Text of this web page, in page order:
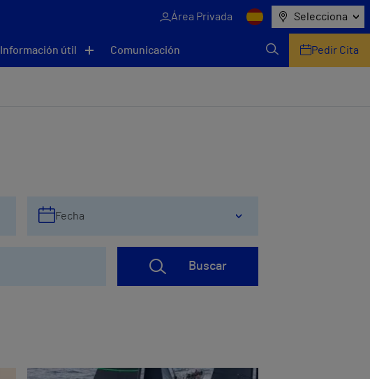
Área Privada Selecciona
Información útil Comunicación Pedir Cita
Fecha
Buscar